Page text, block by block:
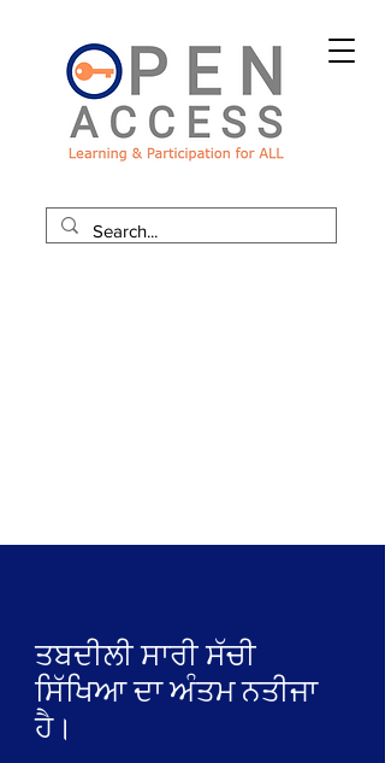
ਤਬਦੀਲੀ ਸਾਰੀ ਸੱਚੀ
ਸਿੱਖਿਆ ਦਾ ਅੰਤਮ ਨਤੀਜਾ
ਹੈ।